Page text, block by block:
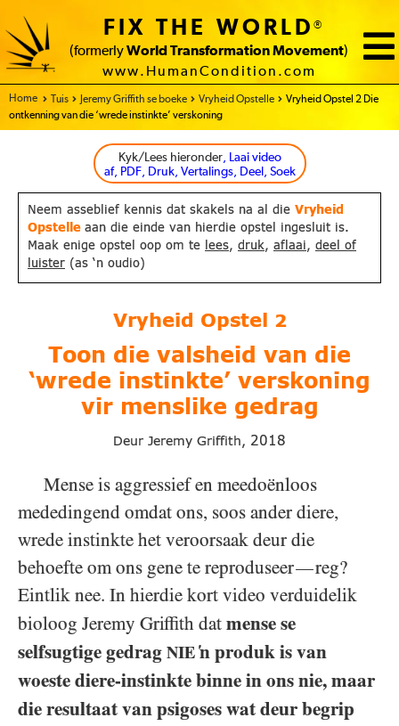
FIX THE WORLD®
(formerly World Transformation Movement)
www.HumanCondition.com
Home Tuis Jeremy Griffith se boeke Vryheid Opstelle
Vryheid Opstel 2 Die
ontkenning van die ‘wrede instinkte’ verskoning
Kyk/Lees hieronder, Laai video
af, PDF, Druk, Vertalings, Deel, Soek
Neem asseblief kennis dat skakels na al die Vryheid
Opstelle aan die einde van hierdie opstel ingesluit is.
Maak enige opstel oop om te
lees, druk, aflaai, deel of
luister (as ‘n oudio)
Vryheid Opstel 2
Toon die valsheid van die
‘wrede instinkte’ verskoning
vir menslike gedrag
Deur Jeremy Griffith, 2018
Mense is aggressief en meedoënloos
mededingend omdat ons, soos ander diere,
wrede instinkte het veroorsaak deur die
behoefte om ons gene te reproduseer—reg?
Eintlik nee. In hierdie kort video verduidelik
bioloog Jeremy Griffith dat mense se
selfsugtige gedrag NIE‘n produk is van
woeste diere-instinkte binne in ons nie, maar
die resultaat van psigoses wat deur begrip